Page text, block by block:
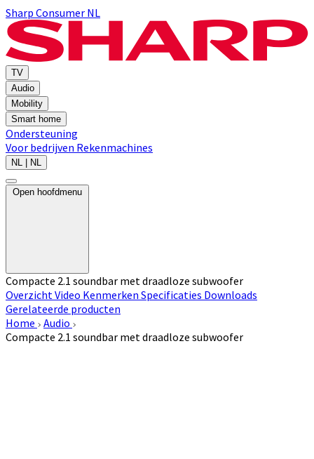
Sharp Consumer NL
TV
Audio
Mobility
Smart home
Ondersteuning
Voor bedrijven Rekenmachines
NL | NL
Open hoofdmenu
Compacte 2.1 soundbar met draadloze subwoofer
OverzichtVideo Kenmerken Specificaties Downloads
Gerelateerde producten
Home
Audio
Compacte 2.1 soundbar met draadloze subwoofer